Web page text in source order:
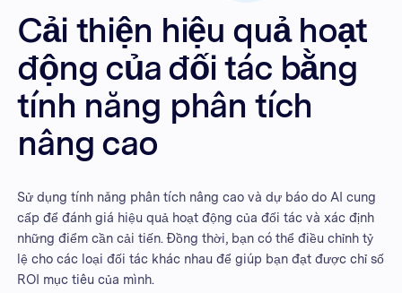
Cải thiện hiệu quả hoạt
động của đối tác bằng
tính năng phân tích
nâng cao
Sử dụng tính năng phân tích nâng cao và dự báo do AI cung
cấp để đánh giá hiệu quả hoạt động của đối tác và xác định
những điểm cần cải tiến. Đồng thời, bạn có thể điều chỉnh tỷ
lệ cho các loại đối tác khác nhau để giúp bạn đạt được chỉ số
ROI mục tiêu của mình.